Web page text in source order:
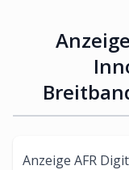
Anzeige AFR